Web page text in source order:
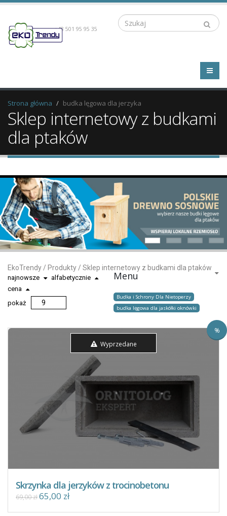
Szukaj
+48 501 95 95 35
Strona główna budka lęgowa dla jerzyka
Sklep internetowy z budkami
dla ptaków
EkoTrendy/ Produkty/ Sklep internetowy z budkami dla ptaków
najnowsze
alfabetycznie
cena
pokaż
%
Wyprzedane
Skrzynka dla jerzyków z trocinobetonu
69,00 zł65,00 zł
Menu
Budka i Schrony Dla Nietoperzy
budka lęgowa dla jaskółki oknówki